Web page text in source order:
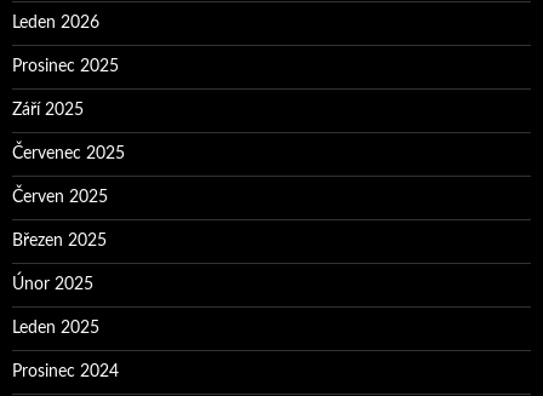
Leden 2026
Prosinec 2025
Září 2025
Červenec 2025
Červen 2025
Březen 2025
Únor 2025
Leden 2025
Prosinec 2024